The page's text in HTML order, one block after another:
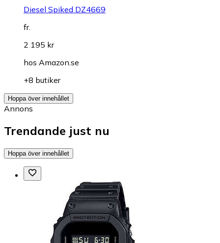
Diesel Spiked DZ4669
fr.
2 195 kr
hos Amazon.se
+8 butiker
Hoppa över innehållet
Annons
Trendande just nu
Hoppa över innehållet